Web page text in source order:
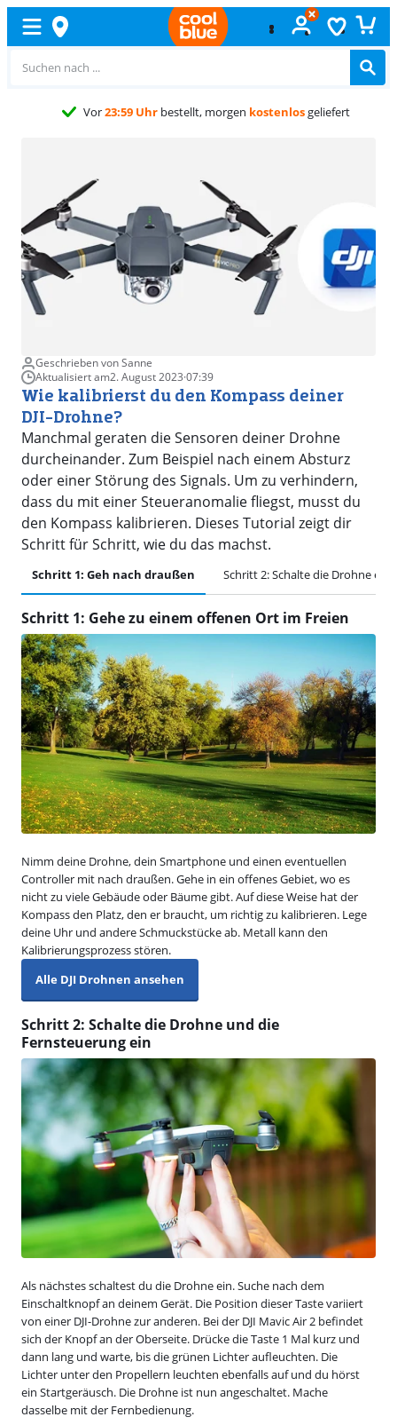
bestellt, morgenkostenlosgeliefert
Geschrieben von Sanne
Aktualisiert am2. August 2023·07:39
Wie kalibrierst du den Kompass deiner
DJI-Drohne?
Manchmal geraten die Sensoren deiner Drohne
durcheinander. Zum Beispiel nach einem Absturz
oder einer Störung des Signals. Um zu verhindern,
dass du mit einer Steueranomalie fliegst, musst du
den Kompass kalibrieren. Dieses Tutorial zeigt dir
Schritt für Schritt, wie du das machst.
Schritt 1: Geh nach draußen Schritt 2: Schalte die Drohne ein
Schritt 1: Gehe zu einem offenen Ort im Freien
Nimm deine Drohne, dein Smartphone und einen eventuellen
Controller mit nach draußen. Gehe in ein offenes Gebiet, wo es
nicht zu viele Gebäude oder Bäume gibt. Auf diese Weise hat der
Kompass den Platz, den er braucht, um richtig zu kalibrieren. Lege
deine Uhr und andere Schmuckstücke ab. Metall kann den
Kalibrierungsprozess stören.
Alle DJI Drohnen ansehen
Schritt 2: Schalte die Drohne und die
Fernsteuerung ein
Als nächstes schaltest du die Drohne ein. Suche nach dem
Einschaltknopf an deinem Gerät. Die Position dieser Taste variiert
von einer DJI-Drohne zur anderen. Bei der DJI Mavic Air 2 befindet
sich der Knopf an der Oberseite. Drücke die Taste 1 Mal kurz und
dann lang und warte, bis die grünen Lichter aufleuchten. Die
Lichter unter den Propellern leuchten ebenfalls auf und du hörst
ein Startgeräusch. Die Drohne ist nun angeschaltet. Mache
dasselbe mit der Fernbedienung.